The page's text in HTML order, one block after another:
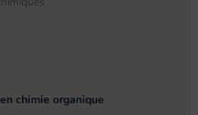
chimie organique